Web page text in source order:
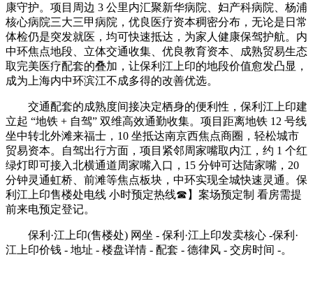
康守护。项目周边 3 公里内汇聚新华病院、妇产科病院、杨浦
核心病院三大三甲病院，优良医疗资本稠密分布，无论是日常
体检仍是突发就医，均可快速抵达，为家人健康保驾护航。内
中环焦点地段、立体交通收集、优良教育资本、成熟贸易生态
取完美医疗配套的叠加，让保利江上印的地段价值愈发凸显，
成为上海内中环滨江不成多得的改善优选。
交通配套的成熟度间接决定栖身的便利性，保利江上印建
立起 “地铁 + 自驾” 双维高效通勤收集。项目距离地铁 12 号线
坐中转北外滩来福士，10 坐抵达南京西焦点商圈，轻松城市
贸易资本。自驾出行方面，项目紧邻周家嘴取内江，约 1 个红
绿灯即可接入北横通道周家嘴入口，15 分钟可达陆家嘴，20
分钟灵通虹桥、前滩等焦点板块，中环实现全城快速灵通。保
利江上印售楼处电线 小时预定热线☎】案场预定制 看房需提
前来电预定登记。
保利·江上印(售楼处) 网坐 - 保利·江上印发卖核心 -保利·
江上印价钱 - 地址 - 楼盘详情 - 配套 - 德律风 - 交房时间 -。